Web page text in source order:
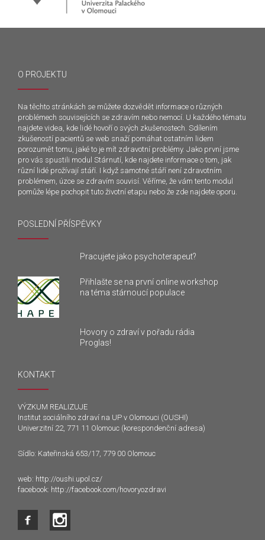
O PROJEKTU
Na těchto stránkách se můžete dozvědět informace o různých
problémech souvisejících se zdravím nebo nemocí. U každého tématu
najdete videa, kde lidé hovoří o svých zkušenostech. Sdílením
zkušeností pacientů se web snaží pomáhat ostatním lidem
porozumět tomu, jaké to je mít zdravotní problémy. Jako první jsme
pro vás spustili modul Stárnutí, kde najdete informace o tom, jak
různí lidé prožívají stáří. I když samotné stáří není zdravotním
problémem, úzce se zdravím souvisí. Věříme, že vám tento modul
pomůže lépe pochopit tuto životní etapu nebo že zde najdete oporu.
POSLEDNÍ PŘÍSPĚVKY
Pracujete jako psychoterapeut?
Přihlašte se na první online workshop
na téma stárnoucí populace
Hovory o zdraví v pořadu rádia
Proglas!
KONTAKT
VÝZKUM REALIZUJE
Institut sociálního zdraví na UP v Olomouci (OUSHI)
Univerzitní 22, 771 11 Olomouc (korespondenční adresa)
Sídlo: Kateřinská 653/17, 779 00 Olomouc
web: http://oushi.upol.cz/
facebook: http://facebook.com/hovoryozdravi